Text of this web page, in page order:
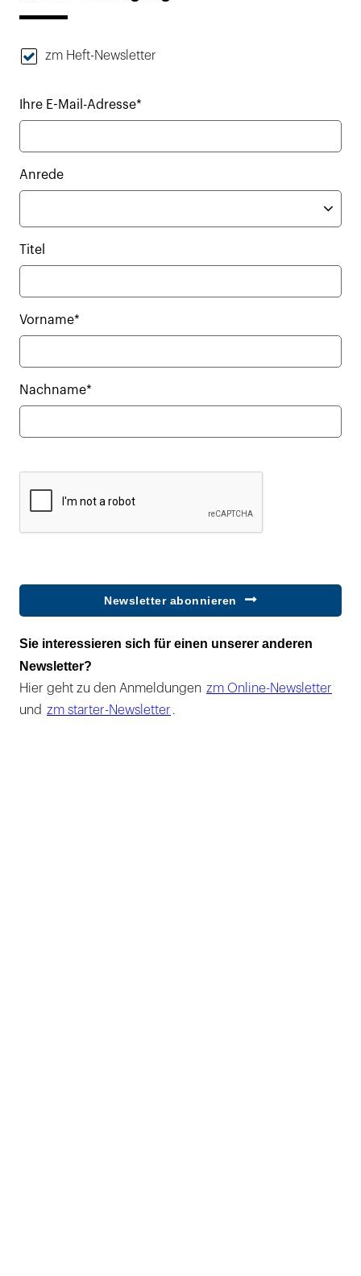
zm Heft-Newsletter
Ihre E-Mail-Adresse*
Anrede
Titel
Vorname*
Nachname*
Newsletter abonnieren
Sie interessieren sich für einen unserer anderen
Newsletter?
Hier geht zu den Anmeldungen zm Online-Newsletter
und zm starter-Newsletter .